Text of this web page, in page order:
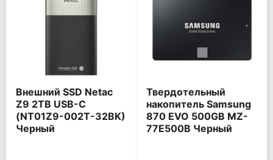
Внешний SSD Netac
Z9 2TB USB-C
(NT01Z9-002T-32BK)
Черный
Твердотельный
накопитель Samsung
870 EVO 500GB MZ-
77E500B Черный